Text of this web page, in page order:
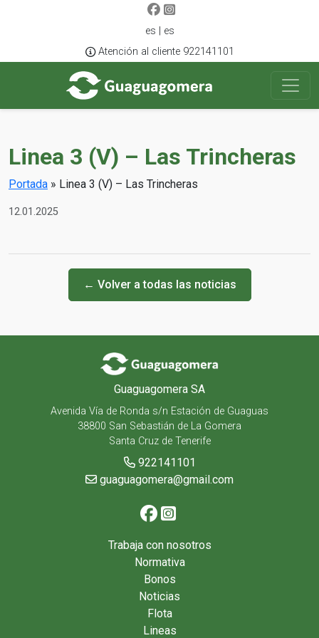
es | es
Atención al cliente 922141101
Linea 3 (V) – Las Trincheras
Portada » Linea 3 (V) – Las Trincheras
12.01.2025
← Volver a todas las noticias
Guaguagomera SA
Avenida Vía de Ronda s/n Estación de Guaguas
38800 San Sebastián de La Gomera
Santa Cruz de Tenerife
922141101
guaguagomera@gmail.com
Trabaja con nosotros
Normativa
Bonos
Noticias
Flota
Lineas